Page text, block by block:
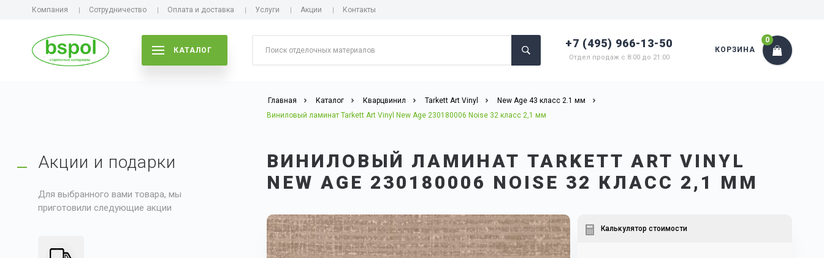
Компания Сотрудничество Оплата и доставка Услуги Акции Контакты
КАТАЛОГ
+7 (495) 966-13-50
Отдел продаж с 8:00 до 21:00
КОРЗИНА
0
Главная Каталог Кварцвинил Tarkett Art Vinyl
New Age 43 класс 2.1 мм
Виниловый ламинат Tarkett Art Vinyl New Age 230180006 Noise 32 класс 2,1 мм
ВИНИЛОВЫЙ ЛАМИНАТ TARKETT ART VINYL
NEW AGE 230180006 NOISE 32 КЛАСС 2,1 ММ
Калькулятор стоимости
Акции и подарки
Для выбранного вами товара, мы
приготовили следующие акции